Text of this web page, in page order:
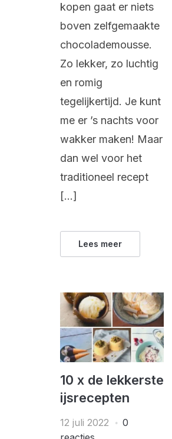
kopen gaat er niets
boven zelfgemaakte
chocolademousse.
Zo lekker, zo luchtig
en romig
tegelijkertijd. Je kunt
me er ’s nachts voor
wakker maken! Maar
dan wel voor het
traditioneel recept
[…]
Lees meer
10 x de lekkerste
ijsrecepten
12 juli 2022
0